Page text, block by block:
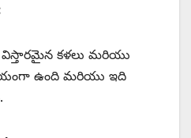
కళలు మరియు
ఉంది మరియు ఇది